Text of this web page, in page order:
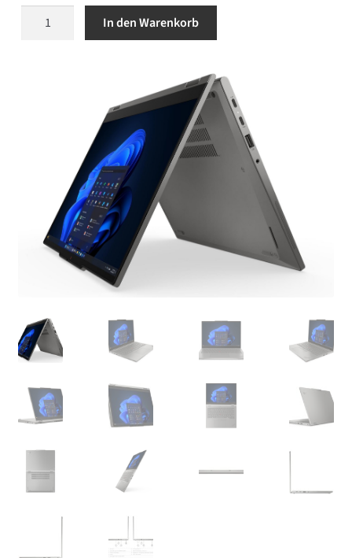
Lenovo
21R8S09W00
Menge
In den Warenkorb